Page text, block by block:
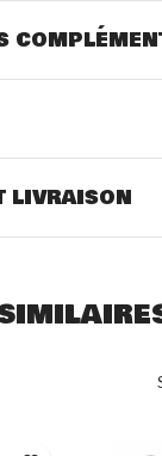
LIVRAISON